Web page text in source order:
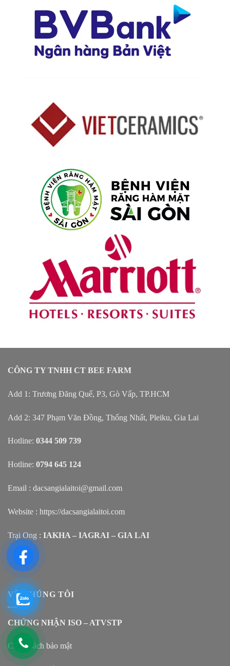
CÔNG TY TNHH CT BEE FARM
Add 1: Trương Đăng Quế, P3, Gò Vấp, TP.HCM
Add 2: 347 Phạm Văn Đồng, Thống Nhất, Pleiku, Gia Lai
Hotline: 0344 509 739
Hotline: 0794 645 124
Email : dacsangialaitoi@gmail.com
Website : https://dacsangialaitoi.com
Trại Ong : IAKHA – IAGRAI – GIA LAI
VỀ CHÚNG TÔI
CHỨNG NHẬN ISO – ATVSTP
Chính sách bảo mật